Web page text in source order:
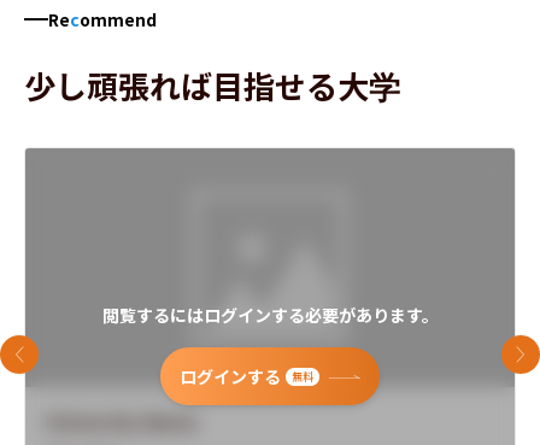
Recommend
少し頑張れば目指せる大学
閲覧するにはログインする必要があります。
ログインする 無料
前のスライド 次